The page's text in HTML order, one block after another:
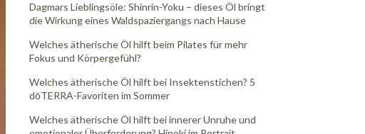
Dagmars Lieblingsöle: Shinrin-Yoku – dieses Öl bringt
die Wirkung eines Waldspaziergangs nach Hause
Welches ätherische Öl hilft beim Pilates für mehr
Fokus und Körpergefühl?
Welches ätherische Öl hilft bei Insektenstichen? 5
dōTERRA-Favoriten im Sommer
Welches ätherische Öl hilft bei innerer Unruhe und